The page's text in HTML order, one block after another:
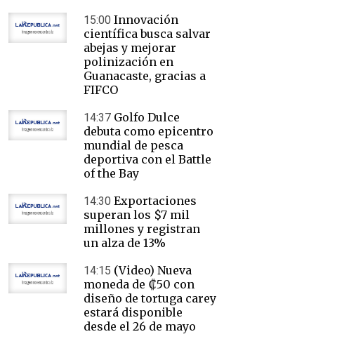
15:00 Innovación
científica busca salvar
abejas y mejorar
polinización en
Guanacaste, gracias a
FIFCO
14:37 Golfo Dulce
debuta como epicentro
mundial de pesca
deportiva con el Battle
of the Bay
14:30 Exportaciones
superan los $7 mil
millones y registran
un alza de 13%
14:15 (Video) Nueva
moneda de ₡50 con
diseño de tortuga carey
estará disponible
desde el 26 de mayo